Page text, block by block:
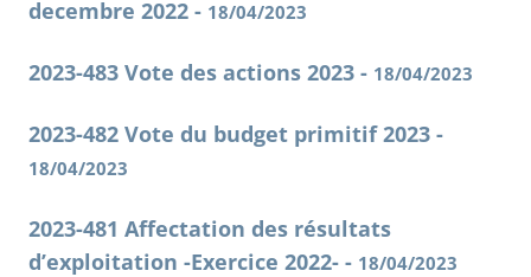
decembre 2022 - 18/04/2023
2023-483 Vote des actions 2023 - 18/04/2023
2023-482 Vote du budget primitif 2023 -
18/04/2023
2023-481 Affectation des résultats
d’exploitation -Exercice 2022- - 18/04/2023